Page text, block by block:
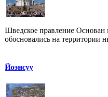
Шведское правление Основан
обосновались на территории
Йоэнсуу